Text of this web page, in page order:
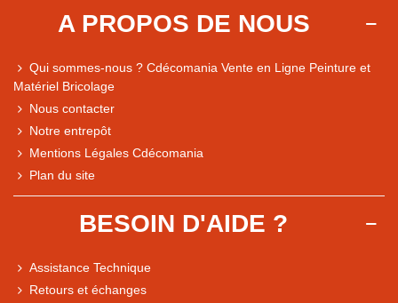
A PROPOS DE NOUS
Qui sommes-nous ? Cdécomania Vente en Ligne Peinture et
Matériel Bricolage
Nous contacter
Notre entrepôt
Mentions Légales Cdécomania
Plan du site
BESOIN D'AIDE ?
Assistance Technique
Retours et échanges